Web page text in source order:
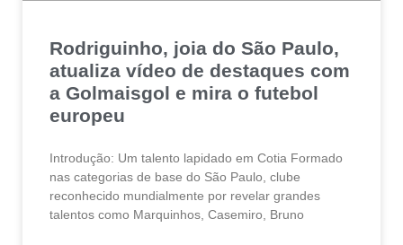
Rodriguinho, joia do São Paulo,
atualiza vídeo de destaques com
a Golmaisgol e mira o futebol
europeu
Introdução: Um talento lapidado em Cotia Formado
nas categorias de base do São Paulo, clube
reconhecido mundialmente por revelar grandes
talentos como Marquinhos, Casemiro, Bruno